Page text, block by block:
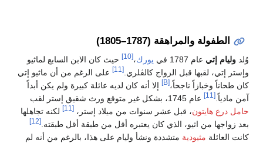
الطفولة والمراهقة (1787–1805)
وُلد وليام إتي عام 1787 في يورك،[10]
حيث كان الابن السابع لماثيو
وإستر إتي، لقبها قبل الزواج كالڤلري. [11]
على الرغم من أن ماثيو إتي
كان طحاناً وخبازاً ناجحاً،[B]
إلا أنه كان لديه عائلة كبيرة ولم يكن أبداً
آمن مادياً. [11]
عام 1745، بشكل غير متوقع ورث شقيق إستر لقب
حامل درع هايتون، قبل عشر سنوات من ميلاد إستر، [11]
لكنه تجاهلها
بعد زواجها من اثيو، الذي كان يعتبره أقل من طبقة أقل طبقته. [12]
كانت العائلة مثيودية متشددة ونشأ وليام على هذا، بالرغم من أنه لم